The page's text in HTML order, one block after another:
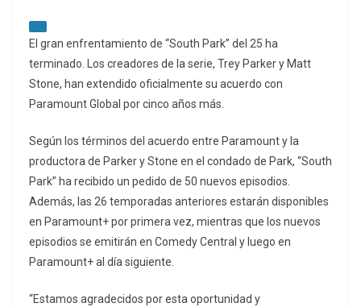
El gran enfrentamiento de “South Park” del 25 ha
terminado. Los creadores de la serie, Trey Parker y Matt
Stone, han extendido oficialmente su acuerdo con
Paramount Global por cinco años más.
Según los términos del acuerdo entre Paramount y la
productora de Parker y Stone en el condado de Park, “South
Park” ha recibido un pedido de 50 nuevos episodios.
Además, las 26 temporadas anteriores estarán disponibles
en Paramount+ por primera vez, mientras que los nuevos
episodios se emitirán en Comedy Central y luego en
Paramount+ al día siguiente.
“Estamos agradecidos por esta oportunidad y